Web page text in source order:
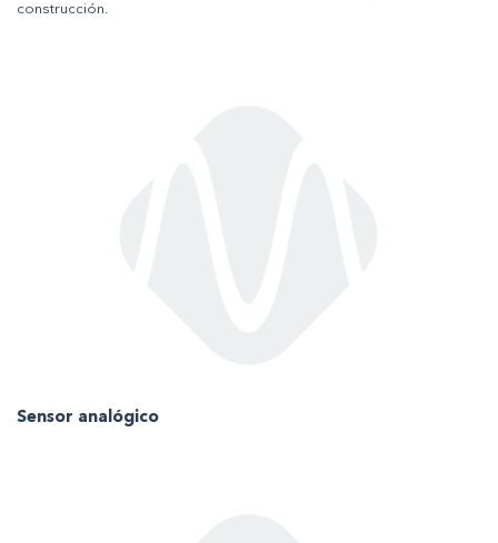
construcción.
Sensor analógico